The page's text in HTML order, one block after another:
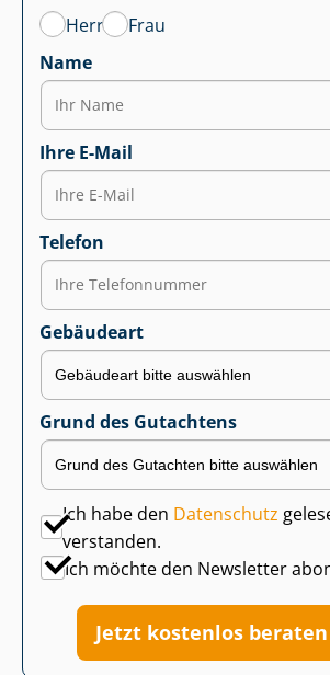
Herr
Frau
Name
Ihre E-Mail
Telefon
Gebäudeart
Grund des Gutachtens
Ich habe den Datenschutz
verstanden.
Ich möchte den Newsletter
Jetzt kostenlos